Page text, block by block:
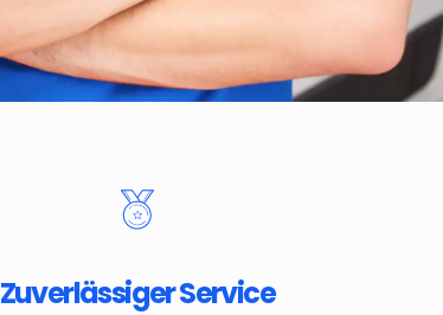
Zuverlässiger Service